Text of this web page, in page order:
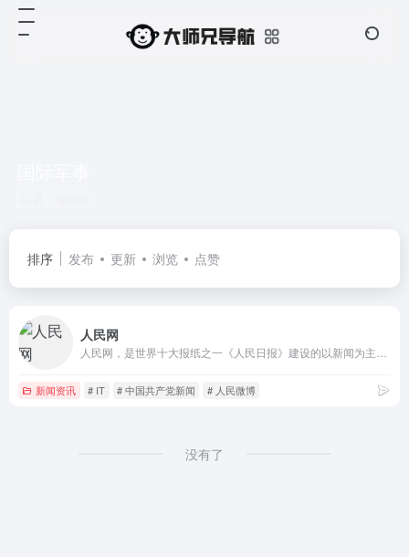
排序 发布 更新 浏览 点赞
人民网
新闻资讯 # IT # 中国共产党新闻 # 人民微博
没有了